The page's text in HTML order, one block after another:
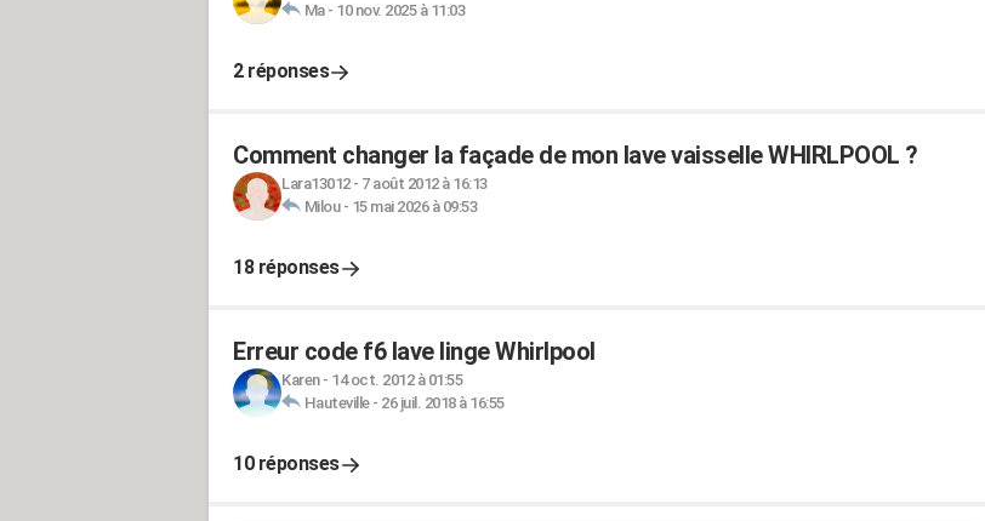
Ma- 10 nov. 2025 à 11:03
2 réponses
Comment changer la façade de mon lave vaisselle WHIRLPOOL ?
Lara13012- 7 août 2012 à 16:13
Milou- 15 mai 2026 à 09:53
18 réponses
Erreur code f6 lave linge Whirlpool
Karen- 14 oct. 2012 à 01:55
Hauteville- 26 juil. 2018 à 16:55
10 réponses